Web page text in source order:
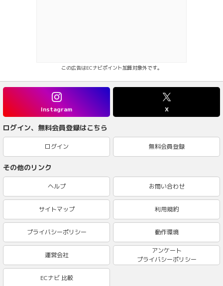
この広告はECナビポイント加算対象外です。
Instagram X
ログイン、無料会員登録はこちら
ログイン 無料会員登録
その他のリンク
ヘルプ お問い合わせ
サイトマップ 利用規約
プライバシーポリシー 動作環境
運営会社
アンケート
プライバシーポリシー
ECナビ 比較